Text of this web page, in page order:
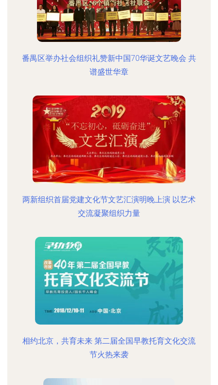
番禺区举办社会组织礼赞新中国70华诞文艺晚会 共
谱盛世华章
两新组织首届党建文化节文艺汇演明晚上演 以艺术
交流凝聚组织力量
相约北京，共育未来 第二届全国早教托育文化交流
节火热来袭